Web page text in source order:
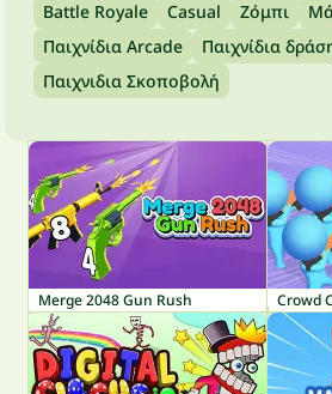
Battle Royale Casual Ζόμπι
Παιχνίδια Arcade
Παιχνίδια
Παιχνιδια Σκοποβολή
Merge 2048 Gun Rush Crowd